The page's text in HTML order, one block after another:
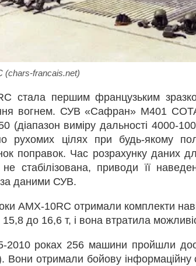
(chars-francais.net)
стала першим французьким
вогнем. СУВ «Сафран» М401
(діапазон виміру дальності 4000-
рухомих цілях при будь-якому
поправок. Час розрахунку даних
не стабілізована, приводи її
за даними СУВ.
АМХ-10RС отримали комплекти
15,8 до 16,6 т, і вона втратила
2010 роках 256 машини пройшли
Вони отримали бойову інформаційну